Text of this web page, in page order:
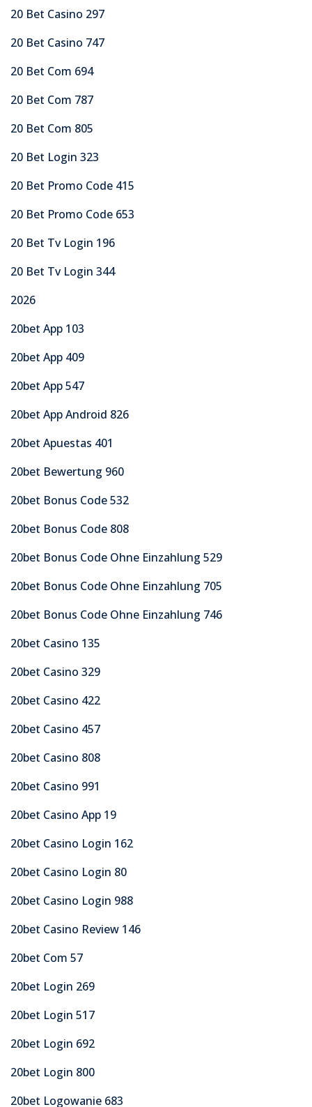
20 Bet Casino 297
20 Bet Casino 747
20 Bet Com 694
20 Bet Com 787
20 Bet Com 805
20 Bet Login 323
20 Bet Promo Code 415
20 Bet Promo Code 653
20 Bet Tv Login 196
20 Bet Tv Login 344
2026
20bet App 103
20bet App 409
20bet App 547
20bet App Android 826
20bet Apuestas 401
20bet Bewertung 960
20bet Bonus Code 532
20bet Bonus Code 808
20bet Bonus Code Ohne Einzahlung 529
20bet Bonus Code Ohne Einzahlung 705
20bet Bonus Code Ohne Einzahlung 746
20bet Casino 135
20bet Casino 329
20bet Casino 422
20bet Casino 457
20bet Casino 808
20bet Casino 991
20bet Casino App 19
20bet Casino Login 162
20bet Casino Login 80
20bet Casino Login 988
20bet Casino Review 146
20bet Com 57
20bet Login 269
20bet Login 517
20bet Login 692
20bet Login 800
20bet Logowanie 683